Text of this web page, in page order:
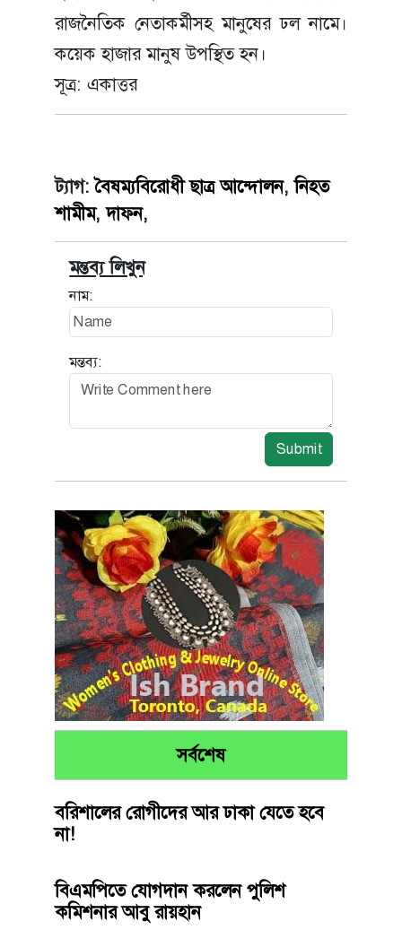
রাজনৈতিক নেতাকর্মীসহ মানুষের ঢল নামে।
কয়েক হাজার মানুষ উপস্থিত হন।
সূত্র: একাত্তর
ট্যাগ:বৈষম্যবিরোধী ছাত্র আন্দোলন,নিহত
শামীম,দাফন,
মন্তব্য লিখুন
নাম:
মন্তব্য:
Submit
সর্বশেষ
বরিশালের রোগীদের আর ঢাকা যেতে হবে
না!
বিএমপিতে যোগদান করলেন পুলিশ
কমিশনার আবু রায়হান